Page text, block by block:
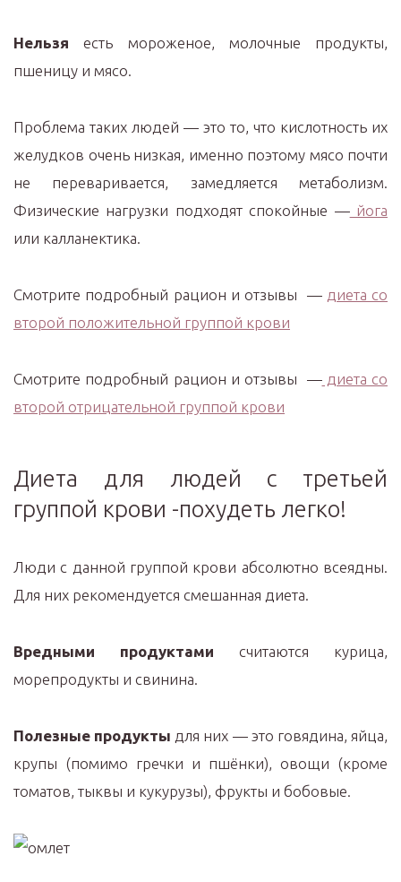
Нельзя есть мороженое, молочные продукты,
пшеницу и мясо.
Проблема таких людей — это то, что кислотность их
желудков очень низкая, именно поэтому мясо почти
не переваривается, замедляется метаболизм.
Физические нагрузки подходят спокойные —йога
или калланектика.
Смотрите подробный рацион и отзывы — диета со
второй положительной группой крови
Смотрите подробный рацион и отзывы —диета со
второй отрицательной группой крови
Диета для людей с третьей
группой крови -похудеть легко!
Люди с данной группой крови абсолютно всеядны.
Для них рекомендуется смешанная диета.
Вредными продуктами считаются курица,
морепродукты и свинина.
Полезные продукты для них — это говядина, яйца,
крупы (помимо гречки и пшёнки), овощи (кроме
томатов, тыквы и кукурузы), фрукты и бобовые.